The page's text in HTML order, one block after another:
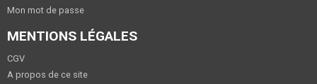
Mon mot de passe
MENTIONS LÉGALES
CGV
A propos de ce site